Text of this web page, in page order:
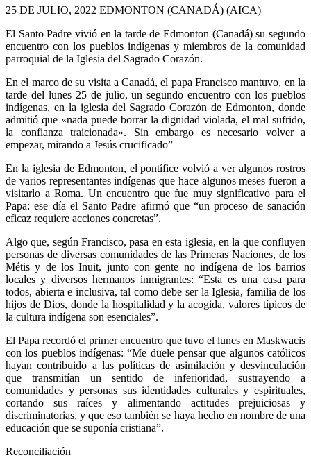
25 DE JULIO, 2022 EDMONTON (CANADÁ) (AICA)
El Santo Padre vivió en la tarde de Edmonton (Canadá) su segundo
encuentro con los pueblos indígenas y miembros de la comunidad
parroquial de la Iglesia del Sagrado Corazón.
En el marco de su visita a Canadá, el papa Francisco mantuvo, en la
tarde del lunes 25 de julio, un segundo encuentro con los pueblos
indígenas, en la iglesia del Sagrado Corazón de Edmonton, donde
admitió que «nada puede borrar la dignidad violada, el mal sufrido,
la confianza traicionada». Sin embargo es necesario volver a
empezar, mirando a Jesús crucificado”
En la iglesia de Edmonton, el pontífice volvió a ver algunos rostros
de varios representantes indígenas que hace algunos meses fueron a
visitarlo a Roma. Un encuentro que fue muy significativo para el
Papa: ese día el Santo Padre afirmó que “un proceso de sanación
eficaz requiere acciones concretas”.
Algo que, según Francisco, pasa en esta iglesia, en la que confluyen
personas de diversas comunidades de las Primeras Naciones, de los
Métis y de los Inuit, junto con gente no indígena de los barrios
locales y diversos hermanos inmigrantes: “Esta es una casa para
todos, abierta e inclusiva, tal como debe ser la Iglesia, familia de los
hijos de Dios, donde la hospitalidad y la acogida, valores típicos de
la cultura indígena son esenciales”.
El Papa recordó el primer encuentro que tuvo el lunes en Maskwacis
con los pueblos indígenas: “Me duele pensar que algunos católicos
hayan contribuido a las políticas de asimilación y desvinculación
que transmitían un sentido de inferioridad, sustrayendo a
comunidades y personas sus identidades culturales y espirituales,
cortando sus raíces y alimentando actitudes prejuiciosas y
discriminatorias, y que eso también se haya hecho en nombre de una
educación que se suponía cristiana”.
Reconciliación